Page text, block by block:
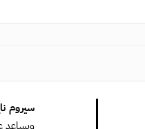
سيروم
ويساعد